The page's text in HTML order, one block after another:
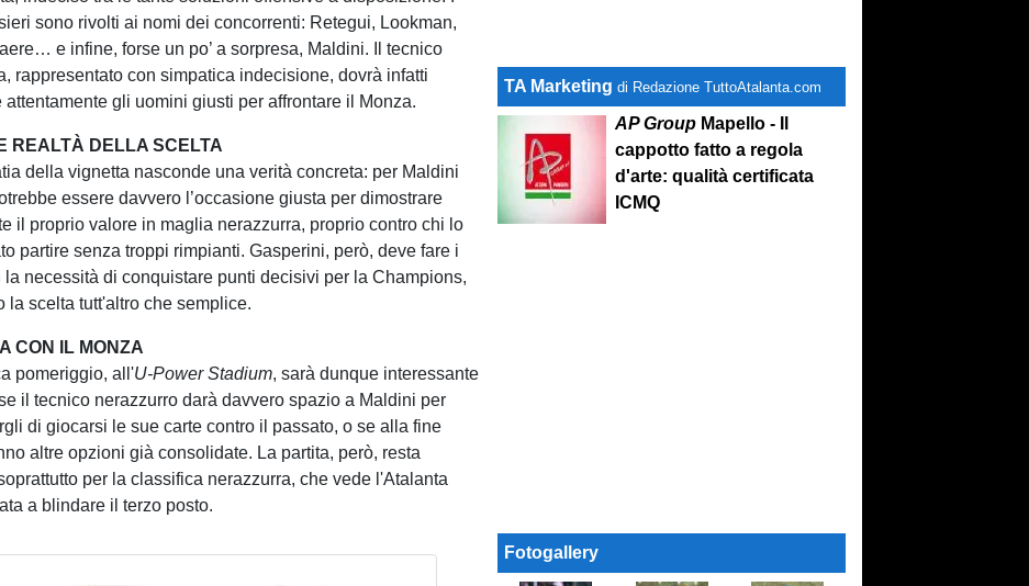
sono rivolti ai nomi dei concorrenti: Retegui, Lookman,
e infine, forse un po’ a sorpresa, Maldini. Il tecnico
rappresentato con simpatica indecisione, dovrà infatti
attentamente gli uomini giusti per affrontare il Monza.
REALTÀ DELLA SCELTA
della vignetta nasconde una verità concreta: per Maldini
essere davvero l’occasione giusta per dimostrare
il proprio valore in maglia nerazzurra, proprio contro chi lo
partire senza troppi rimpianti. Gasperini, però, deve fare i
la necessità di conquistare punti decisivi per la Champions,
la scelta tutt'altro che semplice.
CON IL MONZA
pomeriggio, all'U-PowerStadium, sarà dunque interessante
il tecnico nerazzurro darà davvero spazio a Maldini per
di giocarsi le sue carte contro il passato, o se alla fine
altre opzioni già consolidate. La partita, però, resta
per la classifica nerazzurra, che vede l'Atalanta
a blindare il terzo posto.
TA Marketing di Redazione TuttoAtalanta.com
AP Group Mapello - Il
cappotto fatto a regola
d'arte: qualità certificata
ICMQ
Fotogallery